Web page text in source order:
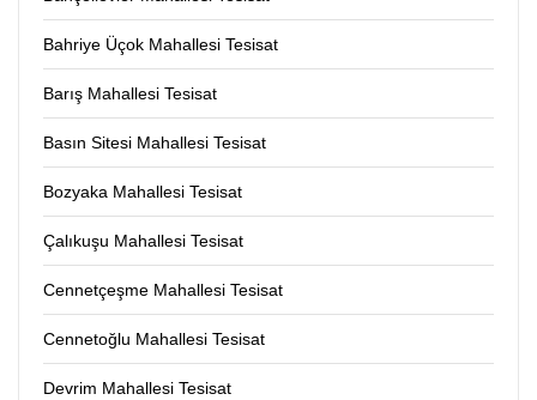
Bahriye Üçok Mahallesi Tesisat
Barış Mahallesi Tesisat
Basın Sitesi Mahallesi Tesisat
Bozyaka Mahallesi Tesisat
Çalıkuşu Mahallesi Tesisat
Cennetçeşme Mahallesi Tesisat
Cennetoğlu Mahallesi Tesisat
Devrim Mahallesi Tesisat